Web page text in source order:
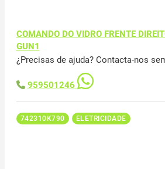
COMANDO DO VIDRO FRENTE
GUN1
¿Precisas de ajuda? Contacta-nos
959501246
742310K790 ELETRICIDADE